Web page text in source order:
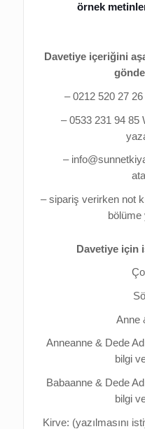
örnek
Davetiye içeriğini
– 0212 520 27
– 0533 231 94 85
–
– sipariş verirken not
bölüme
Davetiye için
Anne
Anneanne & Dede
bilgi
Babaanne & Dede
bilgi
Kirve: (yazılmasını